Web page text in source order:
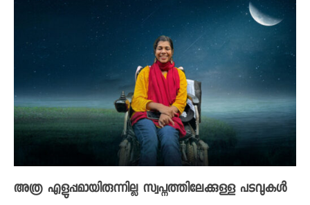
അത്ര എളുപ്പമായിരുന്നില്ല സ്വപ്നത്തിലേക്കുള്ള പടവുകൾ